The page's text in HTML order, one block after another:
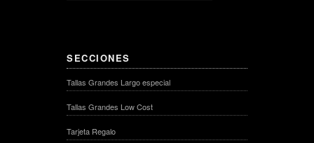
SECCIONES
Tallas Grandes Largo especial
Tallas Grandes Low Cost
Tarjeta Regalo